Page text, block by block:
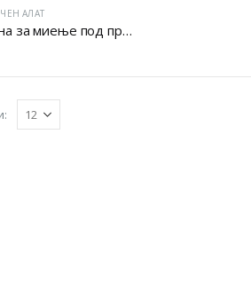
АЛАТ
Машина за миење под притисок